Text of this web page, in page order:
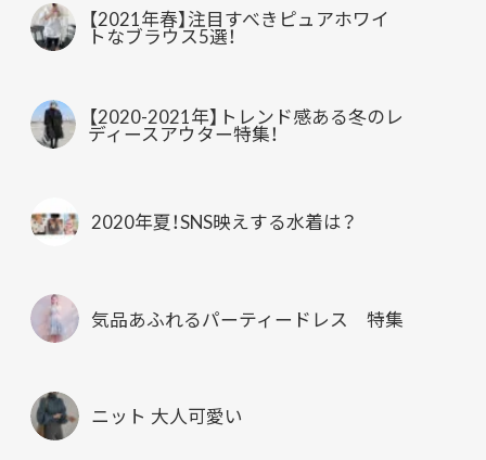
【2021年春】注目すべきピュアホワイ
トなブラウス5選！
【2020-2021年】トレンド感ある冬のレ
ディースアウター特集！
2020年夏！SNS映えする水着は？
気品あふれるパーティードレス 特集
ニット 大人可愛い